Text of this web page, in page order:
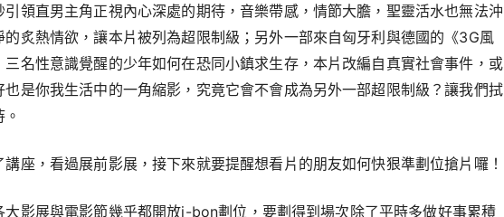
引領直男主角正視內心深處的期待，音樂帶感，情節大膽，聖靈活水也無法沖
的炙熱情欲，讓本片被列為超限制級；另外一部來自匈牙利與德國的《3G風
三名性意識覺醒的少年如何在恐同小鎮求生存，本片改編自真實社會事件，或
也是你我生活中的一角縮影，究竟它會不會成為另外一部超限制級？讓我們拭
講座，看過展前影展，接下來就要提醒想看片的朋友如何快狠準劃位搶片囉！
大影展與電影節幾乎都開放i-bon劃位，要劃得到場次除了平時多做好事累積